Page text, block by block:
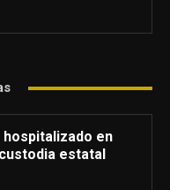
hospitalizado en
estatal